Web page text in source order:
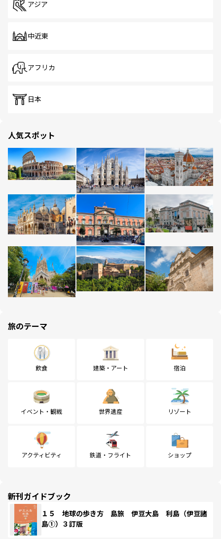
アジア
中近東
アフリカ
日本
人気スポット
旅のテーマ
飲食 建築・アート 宿泊
イベント・観戦 世界遺産 リゾート
アクティビティ 鉄道・フライト ショップ
新刊ガイドブック
１５ 地球の歩き方 島旅 伊豆大島 利島（伊豆諸
島①）３訂版